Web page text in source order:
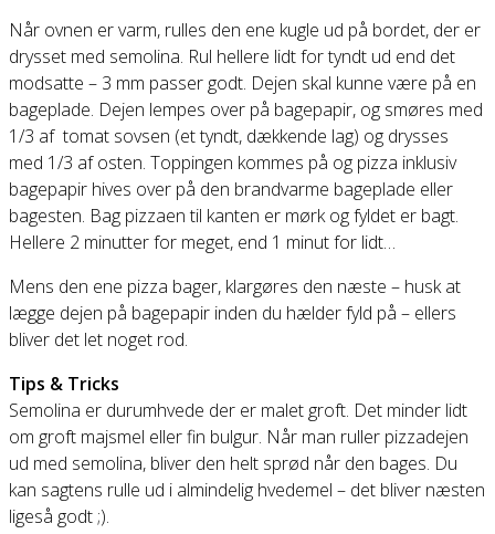
Når ovnen er varm, rulles den ene kugle ud på bordet, der er
drysset med semolina. Rul hellere lidt for tyndt ud end det
modsatte – 3 mm passer godt. Dejen skal kunne være på en
bageplade. Dejen lempes over på bagepapir, og smøres med
1/3 af tomat sovsen (et tyndt, dækkende lag) og drysses
med 1/3 af osten. Toppingen kommes på og pizza inklusiv
bagepapir hives over på den brandvarme bageplade eller
bagesten. Bag pizzaen til kanten er mørk og fyldet er bagt.
Hellere 2 minutter for meget, end 1 minut for lidt…
Mens den ene pizza bager, klargøres den næste – husk at
lægge dejen på bagepapir inden du hælder fyld på – ellers
bliver det let noget rod.
Tips & Tricks
Semolina er durumhvede der er malet groft. Det minder lidt
om groft majsmel eller fin bulgur. Når man ruller pizzadejen
ud med semolina, bliver den helt sprød når den bages. Du
kan sagtens rulle ud i almindelig hvedemel – det bliver næsten
ligeså godt ;).